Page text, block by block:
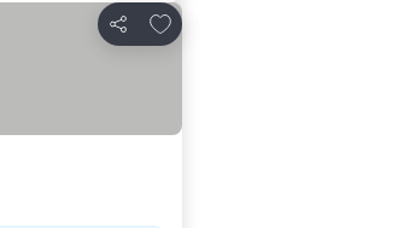
Partilhar
Adicionar aos favoritos